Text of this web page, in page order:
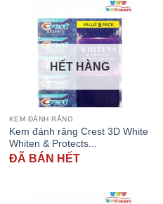
HẾT HÀNG
KEM ĐÁNH RĂNG
Kem đánh răng Crest 3D White
Whiten & Protects...
ĐÃ BÁN HẾT